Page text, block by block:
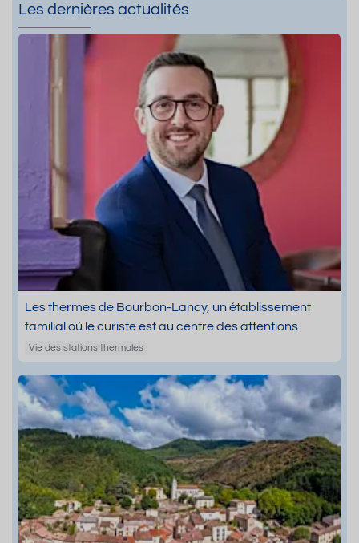
Les dernières actualités
Les thermes de Bourbon-Lancy, un établissement
familial où le curiste est au centre des attentions
Vie des stations thermales